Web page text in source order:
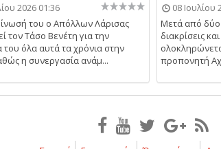
2026 01:36
του ο Απόλλων Λάρισας
τον Τάσο Βενέτη για την
όλα αυτά τα χρόνια στην
η συνεργασία ανάμ...
08 Ιουλίου
Μετά από δύο
διακρίσεις
προπονητή